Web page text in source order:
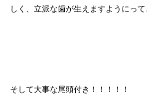
しく、立派な歯が生えますようにって
そして大事な尾頭付き！！！！！